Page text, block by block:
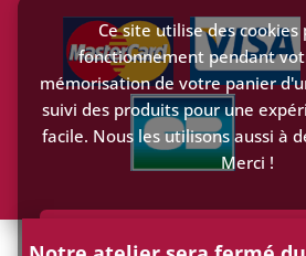
Ce site utilise des cookies
fonctionnement pendant
mémorisation de votre panier
suivi des produits pour une
facile. Nous les utilisons aussi à
Merci !